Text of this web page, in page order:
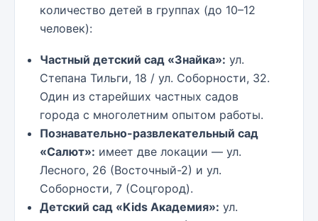
количество детей в группах (до 10–12
человек):
Частный детский сад «Знайка»: ул.
Степана Тильги, 18 / ул. Соборности, 32.
Один из старейших частных садов
города с многолетним опытом работы.
Познавательно-развлекательный сад
«Салют»: имеет две локации — ул.
Лесного, 26 (Восточный-2) и ул.
Соборности, 7 (Соцгород).
Детский сад «Kids Академия»: ул.